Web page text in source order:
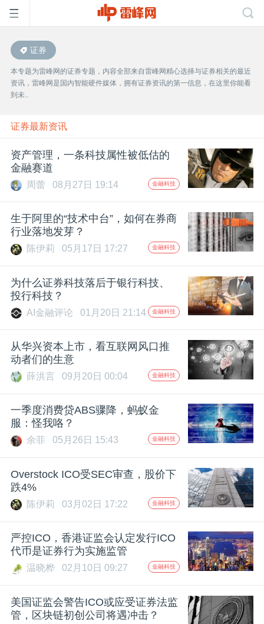
首
页
雷
峰
公
课
动
中
心
GAIR
题
搞
证券
本专题为雷峰网的证券专题，内容全部来自雷峰网精心选择与证券相关的最近
资讯，雷峰网是国内智能硬件媒体，拥有证券资讯的第一信息，在这里你能看
到未..
证券最新资讯
资产管理，一条科技属性被低估的
金融赛道
周蕾 08月27日 19:14 金融科技
生于阿里的“技术中台”，如何在券商
行业落地发芽？
陈伊莉 05月17日 17:27 金融科技
为什么证券科技落后于银行科技、
投行科技？
AI金融评论 01月20日 21:14 金融科技
从华兴资本上市，看互联网风口推
动者们的生意
薛洪言 09月20日 00:04 金融科技
一季度消费贷ABS骤降，蚂蚁金
服：怪我咯？
余菲 05月26日 15:43 金融科技
Overstock ICO受SEC审查，股价下
跌4%
陈伊莉 03月02日 17:22 金融科技
严控ICO，香港证监会认定发行ICO
代币是证券行为实施监管
温晓桦 02月10日 09:27 金融科技
美国证监会警告ICO或应受证券法监
管，区块链初创公司将遇冲击？